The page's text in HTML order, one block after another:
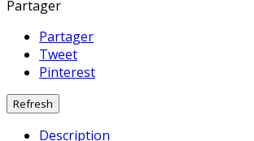
Partager
Partager
Tweet
Pinterest
Description